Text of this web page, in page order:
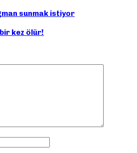
sunmak istiyor
kez ölür!